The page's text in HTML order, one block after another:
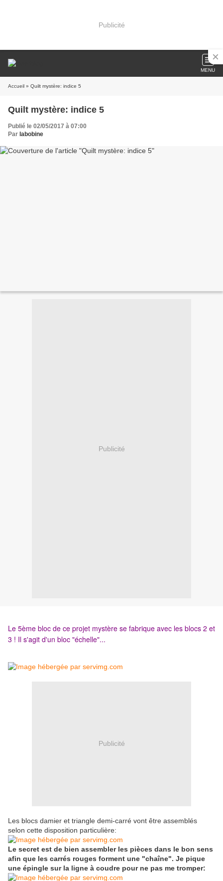
Publicité
MENU
Accueil » Quilt mystère: indice 5
Quilt mystère: indice 5
Publié le 02/05/2017 à 07:00
Par labobine
Publicité
Le 5ème bloc de ce projet mystère se fabrique avec les blocs 2 et
3 ! Il s'agit d'un bloc "échelle"...
Publicité
Les blocs damier et triangle demi-carré vont être assemblés
selon cette disposition particulière:
Le secret est de bien assembler les pièces dans le bon sens
afin que les carrés rouges forment une "chaîne". Je pique
une épingle sur la ligne à coudre pour ne pas me tromper: